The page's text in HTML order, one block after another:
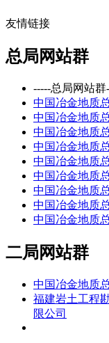
友情链接
总局网站群
-----总局网站群
中国冶金地质
中国冶金地质
中国冶金地质
中国冶金地质
中国冶金地质
中国冶金地质
中国冶金地质
中国冶金地质
中国冶金地质
二局网站群
中国冶金地质
福建岩土工程
限公司